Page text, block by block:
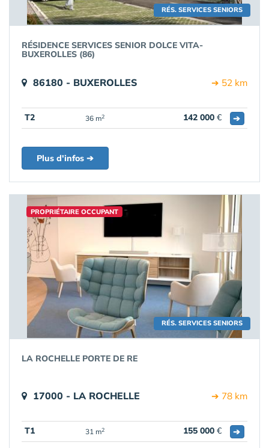
RÉS. SERVICES SENIORS
RÉSIDENCE SERVICES SENIOR DOLCE VITA-
BUXEROLLES (86)
86180 - BUXEROLLES ➔ 52 km
T2 36 m2 142 000 € ➔
Plus d'infos ➔
RÉS. SERVICES SENIORS
PROPRIÉTAIRE OCCUPANT
LA ROCHELLE PORTE DE RE
17000 - LA ROCHELLE ➔ 78 km
T1 31 m2 155 000 € ➔